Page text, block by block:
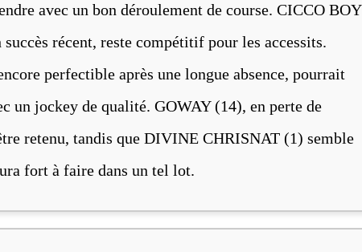
avec un bon déroulement de course. CICCO BOY
récent, reste compétitif pour les accessits.
perfectible après une longue absence, pourrait
un jockey de qualité. GOWAY (14), en perte de
retenu, tandis que DIVINE CHRISNAT (1) semble
fort à faire dans un tel lot.